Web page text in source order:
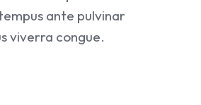
ante pulvinar
viverra congue.